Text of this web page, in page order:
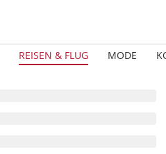
REISEN & FLUG MODE